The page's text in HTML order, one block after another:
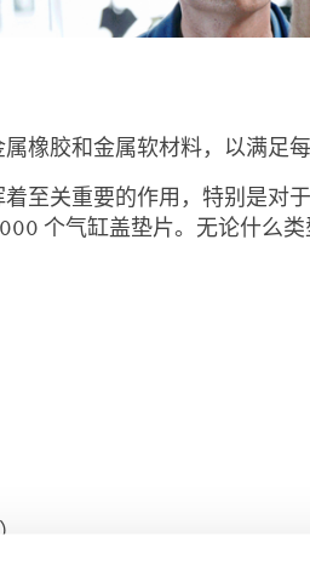
橡胶和金属软材料，以满足
至关重要的作用，特别是
个气缸盖垫片。无论什么
消耗和排放，并可产生更